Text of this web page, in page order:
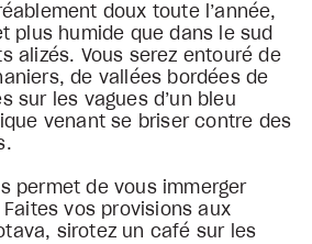
doux toute l’année,
plus humide que dans le sud
alizés. Vous serez entouré de
de vallées bordées de
sur les vagues d’un bleu
venant se briser contre des
permet de vous immerger
vos provisions aux
sirotez un café sur les